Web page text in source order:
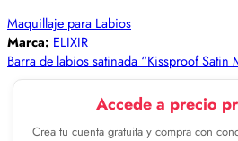
Maquillaje para Labios
Marca: ELIXIR
Barra de labios satinada “Kissproof Satin
Accede a precio
Crea tu cuenta gratuita y compra con